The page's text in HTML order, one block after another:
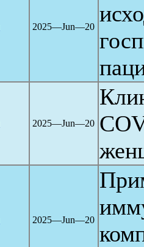
2025―Jun―20
2025―Jun―20
2025―Jun―20